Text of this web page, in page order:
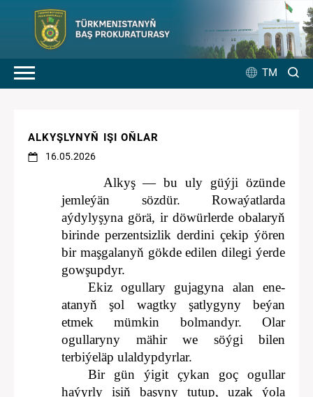
TM
ALKYŞLYNYŇ IŞI OŇLAR
16.05.2026
Alkyş — bu uly güýji özünde
jemleýän sözdür. Rowaýatlarda
aýdylyşyna görä, ir döwürlerde obalaryň
birinde perzentsizlik derdini çekip ýören
bir maşgalanyň gökde edilen dilegi ýerde
gowşupdyr.
Ekiz ogullary gujagyna alan ene-
atanyň şol wagtky şatlygyny beýan
etmek mümkin bolmandyr. Olar
ogullaryny mähir we söýgi bilen
terbiýeläp ulaldypdyrlar.
Bir gün ýigit çykan goç ogullar
haýyrly işiň başyny tutup, uzak ýola